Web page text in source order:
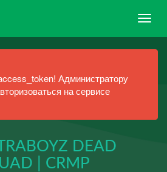
Администратору
на сервисе
DEAD
| CRMP